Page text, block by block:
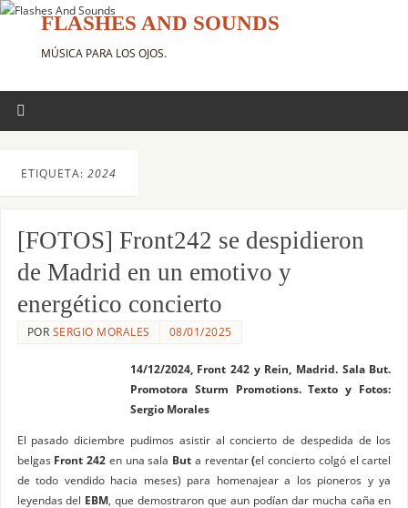
FLASHES AND SOUNDS
MÚSICA PARA LOS OJOS.
ETIQUETA: 2024
[FOTOS] Front242 se despidieron
de Madrid en un emotivo y
energético concierto
POR SERGIO MORALES 08/01/2025
14/12/2024, Front 242 y Rein, Madrid. Sala But.
Promotora Sturm Promotions. Texto y Fotos:
Sergio Morales
El pasado diciembre pudimos asistir al concierto de despedida de los
belgas Front 242 en una sala But a reventar(el concierto colgó el cartel
de todo vendido hacia meses) para homenajear a los pioneros y ya
leyendas del EBM , que demostraron que aun podían dar mucha caña en